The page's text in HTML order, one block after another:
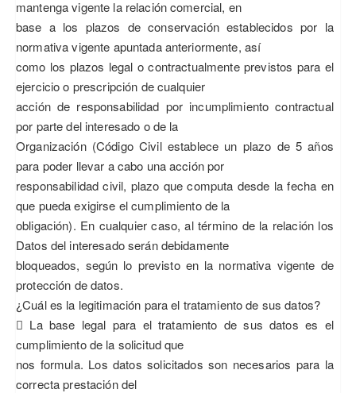
mantenga vigente la relación comercial, en
base a los plazos de conservación establecidos por la
normativa vigente apuntada anteriormente, así
como los plazos legal o contractualmente previstos para el
ejercicio o prescripción de cualquier
acción de responsabilidad por incumplimiento contractual
por parte del interesado o de la
Organización (Código Civil establece un plazo de 5 años
para poder llevar a cabo una acción por
responsabilidad civil, plazo que computa desde la fecha en
que pueda exigirse el cumplimiento de la
obligación). En cualquier caso, al término de la relación los
Datos del interesado serán debidamente
bloqueados, según lo previsto en la normativa vigente de
protección de datos.
¿Cuál es la legitimación para el tratamiento de sus datos?
 La base legal para el tratamiento de sus datos es el
cumplimiento de la solicitud que
nos formula. Los datos solicitados son necesarios para la
correcta prestación del